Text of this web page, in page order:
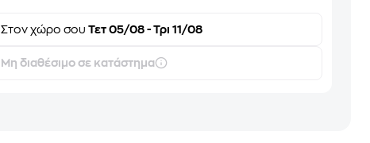
Στονχώρο σου Τετ 05/08 - Τρι 11/08
Μη διαθέσιμο σε κατάστημα